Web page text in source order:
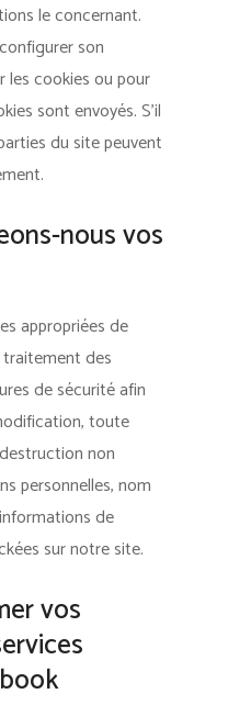
le concernant.
son
les cookies ou pour
sont envoyés. S’il
du site peuvent
nous vos
appropriées de
des
de sécurité afin
toute
non
personnelles, nom
de
sur notre site.
vos